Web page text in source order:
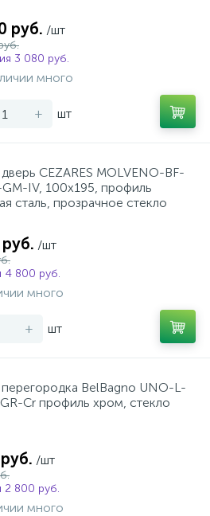
руб. /шт
3 080 руб.
много
+ шт
CEZARES MOLVENO-BF-
IV, 100х195, профиль
сталь, прозрачное стекло
/шт
4 800 руб.
много
+ шт
BelBagno UNO-L-
Cr профиль хром, стекло
/шт
800 руб.
много